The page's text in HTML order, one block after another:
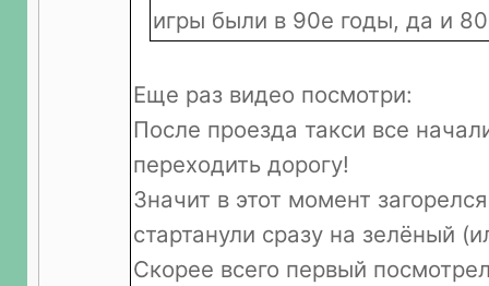
игры были в 90е годы, да и
Еще раз видео посмотри:
После проезда такси все
переходить дорогу!
Значит в этот момент
стартанули сразу на зелёный
Скорее всего первый